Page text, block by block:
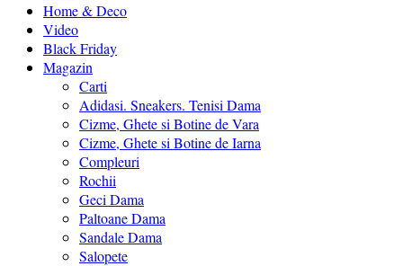
Home & Deco
Video
Black Friday
Magazin
Carti
Adidasi. Sneakers. Tenisi Dama
Cizme, Ghete si Botine de Vara
Cizme, Ghete si Botine de Iarna
Compleuri
Rochii
Geci Dama
Paltoane Dama
Sandale Dama
Salopete